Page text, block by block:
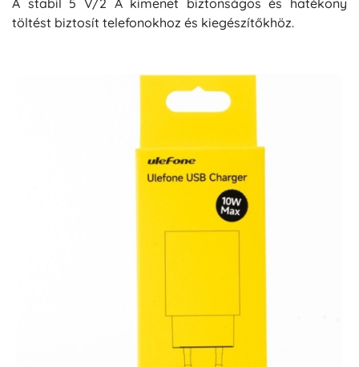
töltést biztosít telefonokhoz és kiegészítőkhöz.